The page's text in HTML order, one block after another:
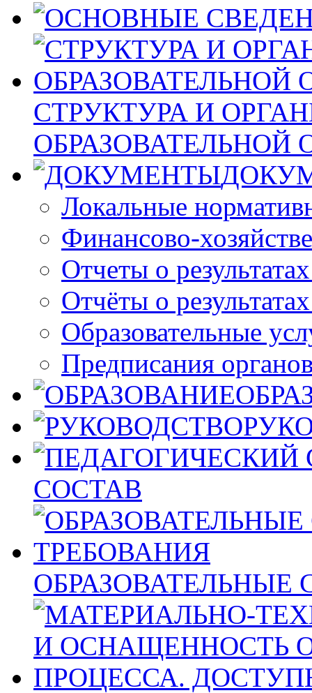
СТРУКТУРА И
ОБРАЗОВАТЕЛЬНОЙ
Локальные
Финансово-
Отчеты о
Отчёты о
Образовательные
Предписания
СОСТАВ
ОБРАЗОВАТЕЛЬНЫЕ